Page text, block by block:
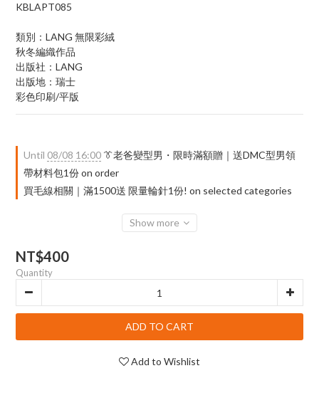
KBLAPT085
類別：LANG 無限彩絨
秋冬編織作品
出版社：LANG
出版地：瑞士
彩色印刷/平版
Until 08/08 16:00 👔老爸變型男・限時滿額贈｜送DMC型男領
帶材料包1份 on order
買毛線相關｜滿1500送 限量輪針1份! on selected categories
Show more
NT$400
Quantity
ADD TO CART
Add to Wishlist